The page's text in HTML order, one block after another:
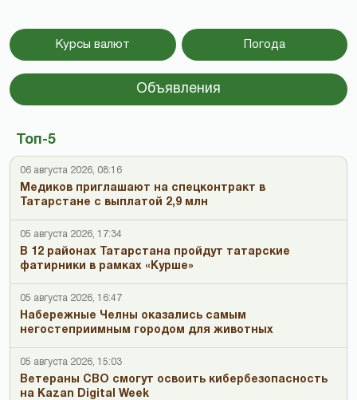
Курсы валют Погода
Объявления
Топ-5
06 августа 2026, 08:16
Медиков приглашают на спецконтракт в
Татарстане с выплатой 2,9 млн
05 августа 2026, 17:34
В 12 районах Татарстана пройдут татарские
фатирники в рамках «Курше»
05 августа 2026, 16:47
Набережные Челны оказались самым
негостеприимным городом для животных
05 августа 2026, 15:03
Ветераны СВО смогут освоить кибербезопасность
на Kazan Digital Week